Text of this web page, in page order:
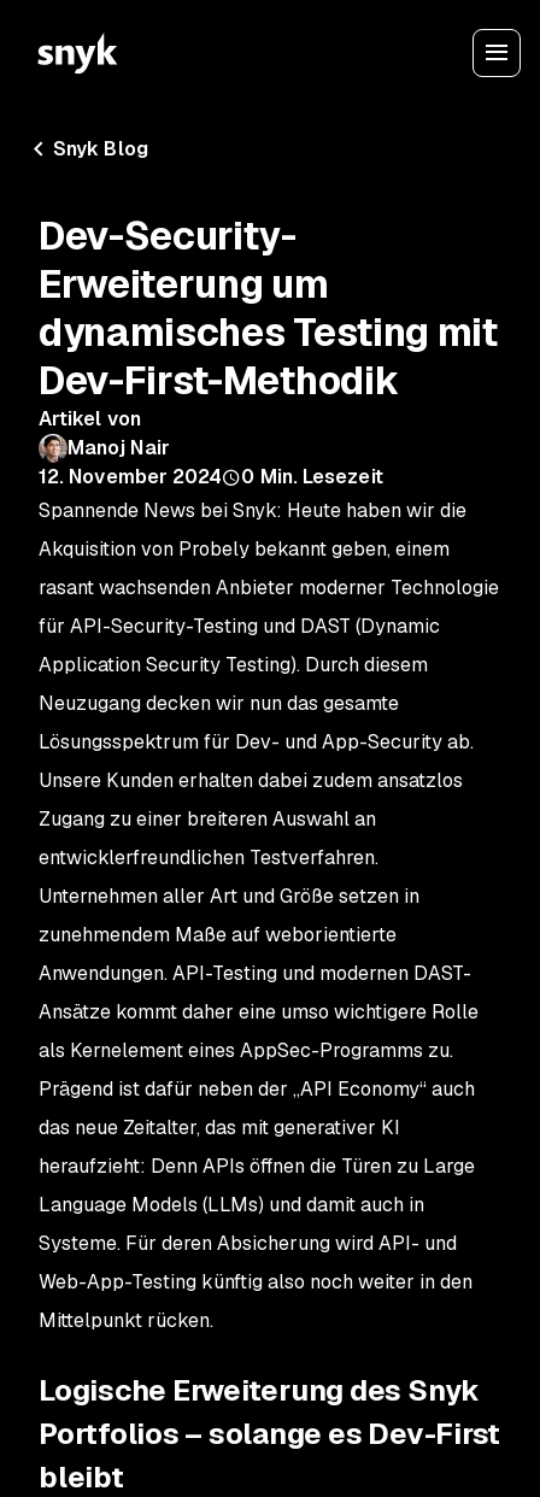
Snyk Blog
Dev-Security-
Erweiterung um
dynamisches Testing mit
Dev-First-Methodik
Artikel von
Manoj Nair
12. November 2024
0 Min. Lesezeit
Spannende News bei Snyk: Heute haben wir die
Akquisition von Probely bekannt geben, einem
rasant wachsenden Anbieter moderner Technologie
für API-Security-Testing und DAST (Dynamic
Application Security Testing). Durch diesem
Neuzugang decken wir nun das gesamte
Lösungsspektrum für Dev- und App-Security ab.
Unsere Kunden erhalten dabei zudem ansatzlos
Zugang zu einer breiteren Auswahl an
entwicklerfreundlichen Testverfahren.
Unternehmen aller Art und Größe setzen in
zunehmendem Maße auf weborientierte
Anwendungen. API-Testing und modernen DAST-
Ansätze kommt daher eine umso wichtigere Rolle
als Kernelement eines AppSec-Programms zu.
Prägend ist dafür neben der „API Economy“ auch
das neue Zeitalter, das mit generativer KI
heraufzieht: Denn APIs öffnen die Türen zu Large
Language Models (LLMs) und damit auch in
Systeme. Für deren Absicherung wird API- und
Web-App-Testing künftig also noch weiter in den
Mittelpunkt rücken.
Logische Erweiterung des Snyk
Portfolios – solange es Dev-First
bleibt